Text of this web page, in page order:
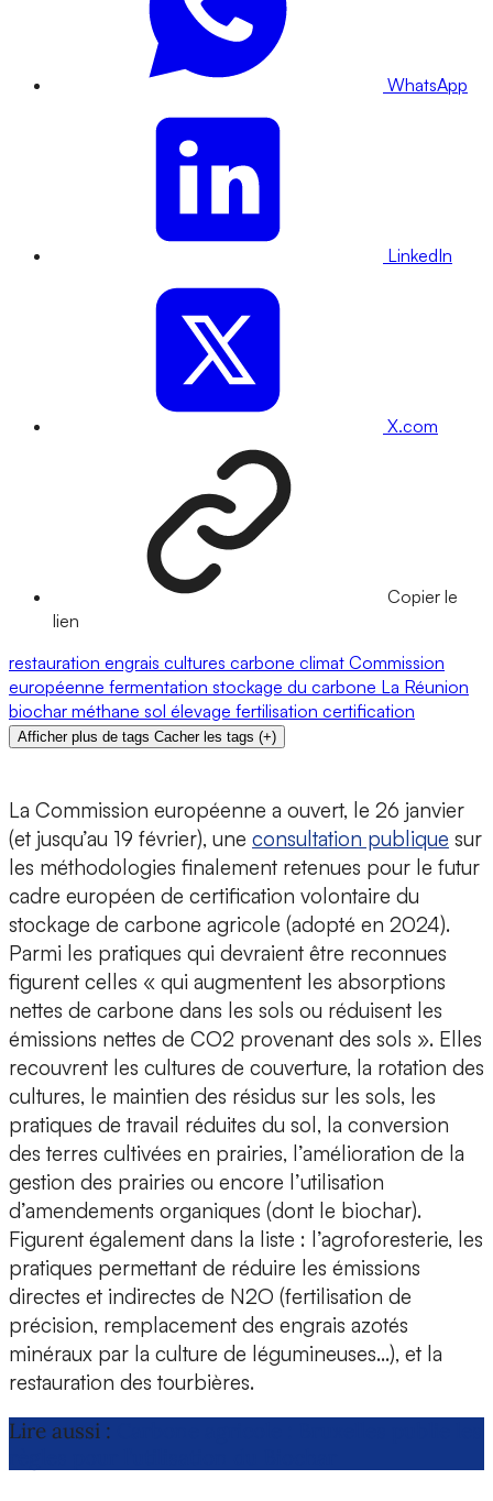
WhatsApp
LinkedIn
X.com
Copier le
lien
restauration engrais cultures carbone climat Commission
européenne fermentation stockage du carbone La Réunion
biochar méthane sol élevage fertilisation certification
Afficher plus de tags Cacher les tags (+)
La Commission européenne a ouvert, le 26 janvier
(et jusqu’au 19 février), une consultation publique sur
les méthodologies finalement retenues pour le futur
cadre européen de certification volontaire du
stockage de carbone agricole (adopté en 2024).
Parmi les pratiques qui devraient être reconnues
figurent celles « qui augmentent les absorptions
nettes de carbone dans les sols ou réduisent les
émissions nettes de CO2 provenant des sols ». Elles
recouvrent les cultures de couverture, la rotation des
cultures, le maintien des résidus sur les sols, les
pratiques de travail réduites du sol, la conversion
des terres cultivées en prairies, l’amélioration de la
gestion des prairies ou encore l’utilisation
d’amendements organiques (dont le biochar).
Figurent également dans la liste : l’agroforesterie, les
pratiques permettant de réduire les émissions
directes et indirectes de N2O (fertilisation de
précision, remplacement des engrais azotés
minéraux par la culture de légumineuses…), et la
restauration des tourbières.
Lire aussi :